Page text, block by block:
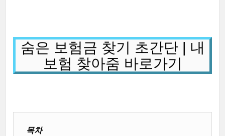
숨은 보험금 찾기 초간단 | 내
보험 찾아줌 바로가기
목차